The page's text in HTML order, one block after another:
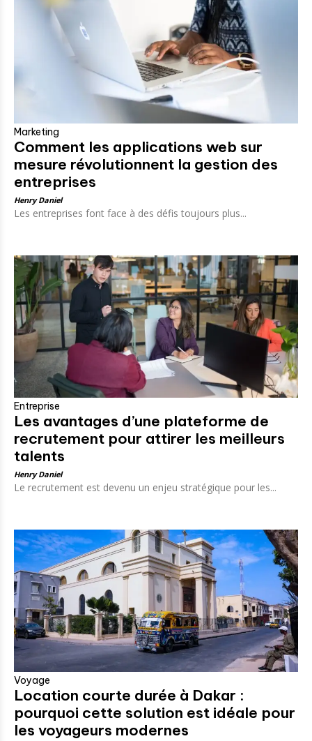
Marketing
Comment les applications web sur
mesure révolutionnent la gestion des
entreprises
Henry Daniel
Les entreprises font face à des défis toujours plus...
Entreprise
Les avantages d’une plateforme de
recrutement pour attirer les meilleurs
talents
Henry Daniel
Le recrutement est devenu un enjeu stratégique pour les...
Voyage
Location courte durée à Dakar :
pourquoi cette solution est idéale pour
les voyageurs modernes